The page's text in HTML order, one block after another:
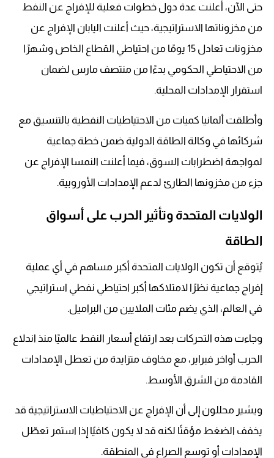
حتى الآن، أعلنت عدة دول خطوات فعلية للإفراج عن النفط
من مخزوناتها الاستراتيجية، حيث أعلنت اليابان الإفراج عن
مخزونات تعادل 15 يومًا من احتياطي القطاع الخاص وشهرًا
من الاحتياطي الحكومي بدءًا من منتصف مارس لضمان
استقرار الإمدادات المحلية.
وأطلقت ألمانيا كميات من الاحتياطيات النفطية بالتنسيق مع
شركائها في وكالة الطاقة الدولية ضمن خطة جماعية
لمواجهة اضطرابات السوق، فيما أعلنت النمسا الإفراج عن
جزء من مخزونها الطارئ لدعم الإمدادات الأوروبية.
الولايات المتحدة وتأثير الحرب على أسواق
الطاقة
يُتوقع أن تكون الولايات المتحدة أكبر مساهم في أي عملية
إفراج جماعية نظرًا لامتلاكها أكبر احتياطي نفطي استراتيجي
في العالم، الذي يضم مئات الملايين من البراميل.
وجاءت هذه التحركات بعد ارتفاع أسعار النفط عالميًا منذ اندلاع
الحرب أواخر فبراير، مع مخاوف متزايدة من تعطل الإمدادات
القادمة من الشرق الأوسط.
ويشير محللون إلى أن الإفراج عن الاحتياطيات الاستراتيجية قد
يخفف الضغط مؤقتًا لكنه قد لا يكون كافيًا إذا استمر تعطّل
الإمدادات أو توسع الصراع في المنطقة.